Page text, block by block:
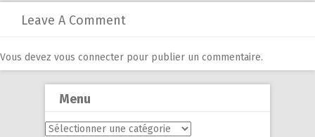
Leave A Comment
Vous devez vous connecter pour publier un commentaire.
Menu
Menu